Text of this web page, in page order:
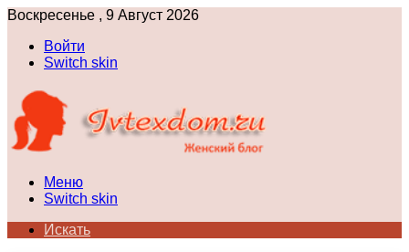
Воскресенье , 9 Август 2026
Войти
Switch skin
Меню
Switch skin
Искать